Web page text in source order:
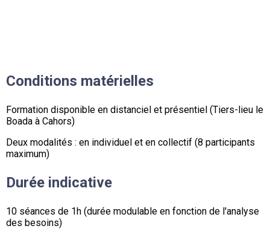
Conditions matérielles
Formation disponible en distanciel et présentiel (Tiers-lieu le
Boada à Cahors)
Deux modalités : en individuel et en collectif (8 participants
maximum)
Durée indicative
10 séances de 1h (durée modulable en fonction de l'analyse
des besoins)